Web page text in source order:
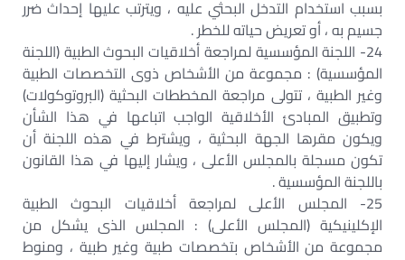
بسبب استخدام التدخل البحثي عليه ، ويترتب عليها إحداث ضرر
جسيم به ، أو تعريض حياته للخطر .
24- اللجنة المؤسسية لمراجعة أخلاقيات البحوث الطبية (اللجنة
المؤسسية) : مجموعة من الأشخاص ذوى التخصصات الطبية
وغير الطبية ، تتولى مراجعة المخططات البحثية (البروتوكولات)
وتطبيق المبادئ الأخلاقية الواجب اتباعها في هذا الشأن
ويكون مقرها الجهة البحثية ، ويشترط في هذه اللجنة أن
تكون مسجلة بالمجلس الأعلى ، ويشار إليها في هذا القانون
باللجنة المؤسسية .
25- المجلس الأعلى لمراجعة أخلاقيات البحوث الطبية
الإكلينيكية (المجلس الأعلى) : المجلس الذى يشكل من
مجموعة من الأشخاص بتخصصات طبية وغير طبية ، ومنوط